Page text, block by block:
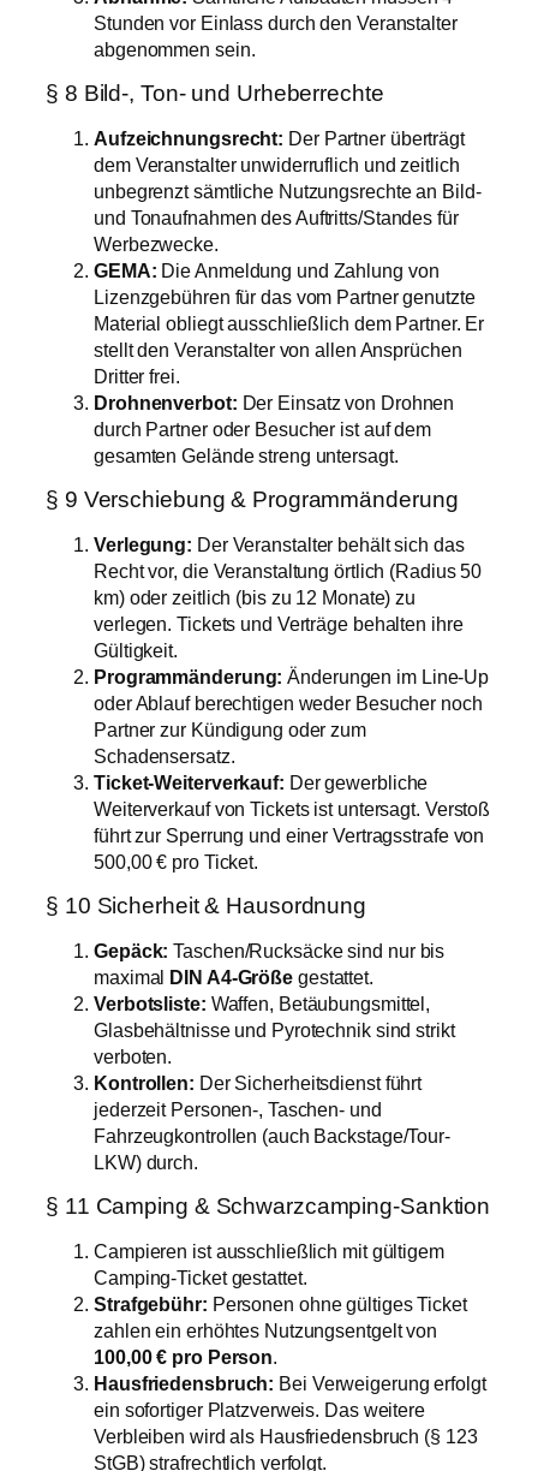
Stunden vor Einlass durch den Veranstalter
abgenommen sein.
§ 8 Bild-, Ton- und Urheberrechte
Aufzeichnungsrecht: Der Partner überträgt
dem Veranstalter unwiderruflich und zeitlich
unbegrenzt sämtliche Nutzungsrechte an Bild-
und Tonaufnahmen des Auftritts/Standes für
Werbezwecke.
GEMA: Die Anmeldung und Zahlung von
Lizenzgebühren für das vom Partner genutzte
Material obliegt ausschließlich dem Partner. Er
stellt den Veranstalter von allen Ansprüchen
Dritter frei.
Drohnenverbot: Der Einsatz von Drohnen
durch Partner oder Besucher ist auf dem
gesamten Gelände streng untersagt.
§ 9 Verschiebung & Programmänderung
Verlegung: Der Veranstalter behält sich das
Recht vor, die Veranstaltung örtlich (Radius 50
km) oder zeitlich (bis zu 12 Monate) zu
verlegen. Tickets und Verträge behalten ihre
Gültigkeit.
Programmänderung: Änderungen im Line-Up
oder Ablauf berechtigen weder Besucher noch
Partner zur Kündigung oder zum
Schadensersatz.
Ticket-Weiterverkauf: Der gewerbliche
Weiterverkauf von Tickets ist untersagt. Verstoß
führt zur Sperrung und einer Vertragsstrafe von
500,00 € pro Ticket.
§ 10 Sicherheit & Hausordnung
Gepäck: Taschen/Rucksäcke sind nur bis
maximal DIN A4-Größe gestattet.
Verbotsliste: Waffen, Betäubungsmittel,
Glasbehältnisse und Pyrotechnik sind strikt
verboten.
Kontrollen: Der Sicherheitsdienst führt
jederzeit Personen-, Taschen- und
Fahrzeugkontrollen (auch Backstage/Tour-
LKW) durch.
§ 11 Camping & Schwarzcamping-Sanktion
Campieren ist ausschließlich mit gültigem
Camping-Ticket gestattet.
Strafgebühr: Personen ohne gültiges Ticket
zahlen ein erhöhtes Nutzungsentgelt von
100,00 € pro Person.
Hausfriedensbruch: Bei Verweigerung erfolgt
ein sofortiger Platzverweis. Das weitere
Verbleiben wird als Hausfriedensbruch (§ 123
StGB) strafrechtlich verfolgt.